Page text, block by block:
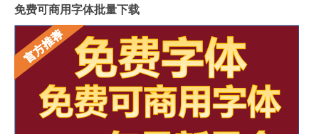
免费可商用字体批量下载